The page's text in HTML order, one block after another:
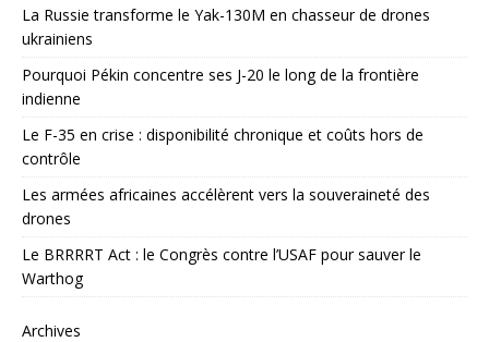
La Russie transforme le Yak-130M en chasseur de drones
ukrainiens
Pourquoi Pékin concentre ses J-20 le long de la frontière
indienne
Le F-35 en crise : disponibilité chronique et coûts hors de
contrôle
Les armées africaines accélèrent vers la souveraineté des
drones
Le BRRRRT Act : le Congrès contre l’USAF pour sauver le
Warthog
Archives